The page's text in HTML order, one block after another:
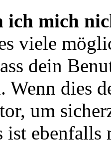
mich
viele
dein
Wenn dies
um
ist ebenfalls